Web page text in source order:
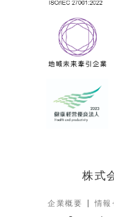
株式
企業概要 情報